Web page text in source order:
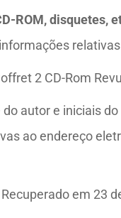
ROM, disquetes,
2 CD-Rom
autor e iniciais
ao endereço
Recuperado em 23